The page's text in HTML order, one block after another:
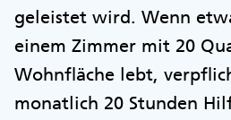
geleistet wird. Wenn
einem Zimmer mit 20
Wohnfläche lebt,
monatlich 20 Stunden